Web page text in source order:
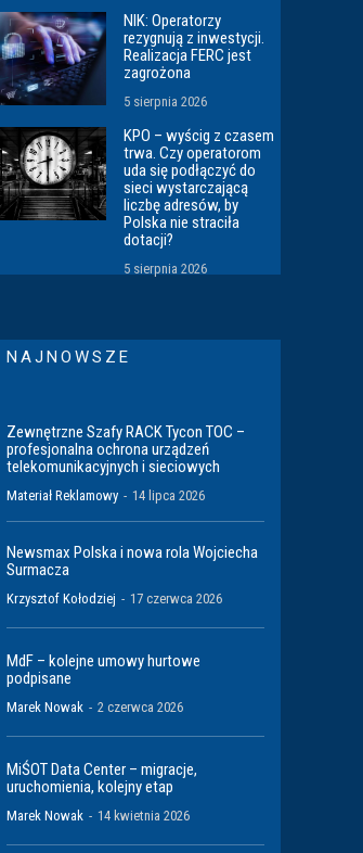
NIK: Operatorzy
rezygnują z inwestycji.
Realizacja FERC jest
zagrożona
5 sierpnia 2026
KPO – wyścig z czasem
trwa. Czy operatorom
uda się podłączyć do
sieci wystarczającą
liczbę adresów, by
Polska nie straciła
dotacji?
5 sierpnia 2026
NAJNOWSZE
Zewnętrzne Szafy RACK Tycon TOC –
profesjonalna ochrona urządzeń
telekomunikacyjnych i sieciowych
Materiał Reklamowy - 14 lipca 2026
Newsmax Polska i nowa rola Wojciecha
Surmacza
Krzysztof Kołodziej - 17 czerwca 2026
MdF – kolejne umowy hurtowe
podpisane
Marek Nowak - 2 czerwca 2026
MiŚOT Data Center – migracje,
uruchomienia, kolejny etap
Marek Nowak - 14 kwietnia 2026